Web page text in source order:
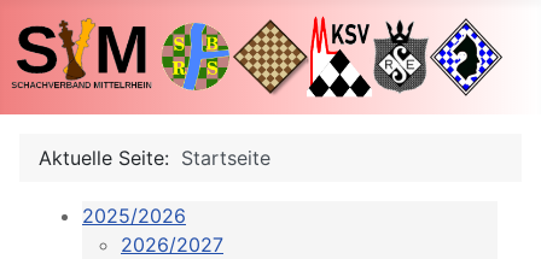
Aktuelle Seite: Startseite
2025/2026
2026/2027